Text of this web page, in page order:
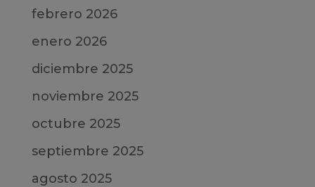
febrero 2026
enero 2026
diciembre 2025
noviembre 2025
octubre 2025
septiembre 2025
agosto 2025